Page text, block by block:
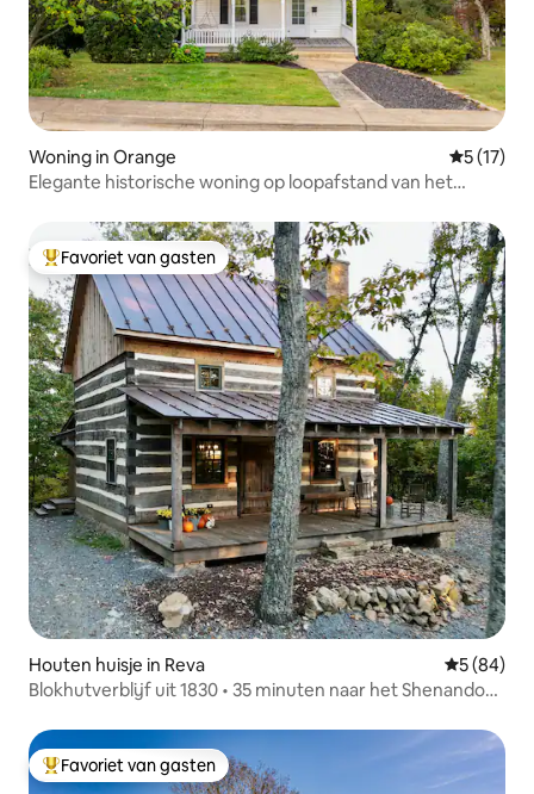
Woning in Orange
5 (17)
Elegante historische woning op loopafstand van het
Topfavoriet van gasten
Favoriet van gasten
Houten huisje in Reva
5 (84)
Blokhutverblijf uit 1830 • 35 minuten naar het Shenandoah
Topfavoriet van gasten
Favoriet van gasten